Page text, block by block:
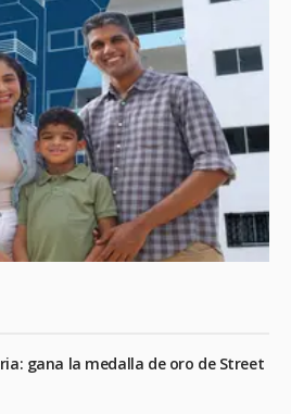
gana la medalla de oro de Street